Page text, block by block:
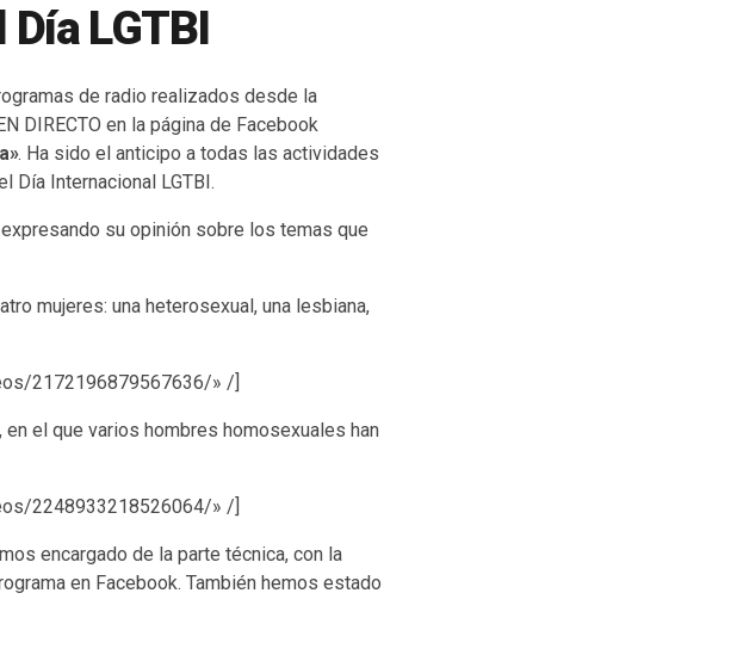
LGTBI
de radio realizados desde la
DIRECTO en la página de Facebook
. Ha sido el anticipo a todas las actividades
Día Internacional LGTBI.
su opinión sobre los temas que
mujeres: una heterosexual, una lesbiana,
2172196879567636/» /]
, en el que varios hombres homosexuales han
2248933218526064/» /]
encargado de la parte técnica, con la
en Facebook. También hemos estado